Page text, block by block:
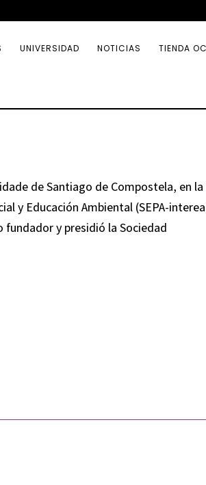
UNIVERSIDAD NOTICIAS TIENDA
de Santiago de Compostela, en la
y Educación Ambiental (SEPA-
y presidió la Sociedad